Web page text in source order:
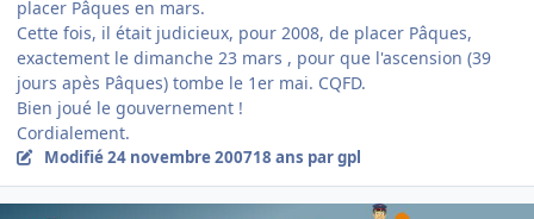
placer Pâques en mars.
Cette fois, il était judicieux, pour 2008, de placer Pâques,
exactement le dimanche 23 mars , pour que l'ascension (39
jours apès Pâques) tombe le 1er mai. CQFD.
Bien joué le gouvernement !
Cordialement.
Modifié24 novembre 200718 ans par gpl